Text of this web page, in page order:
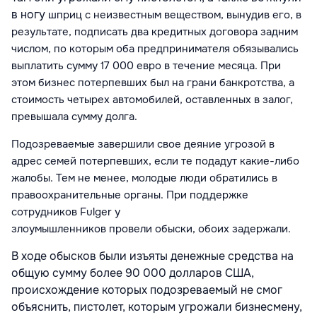
в ногу шприц с неизвестным веществом, вынудив его, в
результате, подписать два кредитных договора задним
числом, по которым оба предпринимателя обязывались
выплатить сумму 17 000 евро в течение месяца. При
этом бизнес потерпевших был на грани банкротства, а
стоимость четырех автомобилей, оставленных в залог,
превышала сумму долга.
Подозреваемые завершили свое деяние угрозой в
адрес семей потерпевших, если те подадут какие-либо
жалобы. Тем не менее, молодые люди обратились в
правоохранительные органы. При поддержке
сотрудников Fulger у
злоумышленников провели обыски, обоих задержали.
В ходе обысков были изъяты денежные средства на
общую сумму более 90 000 долларов США,
происхождение которых подозреваемый не смог
объяснить, пистолет, которым угрожали бизнесмену,